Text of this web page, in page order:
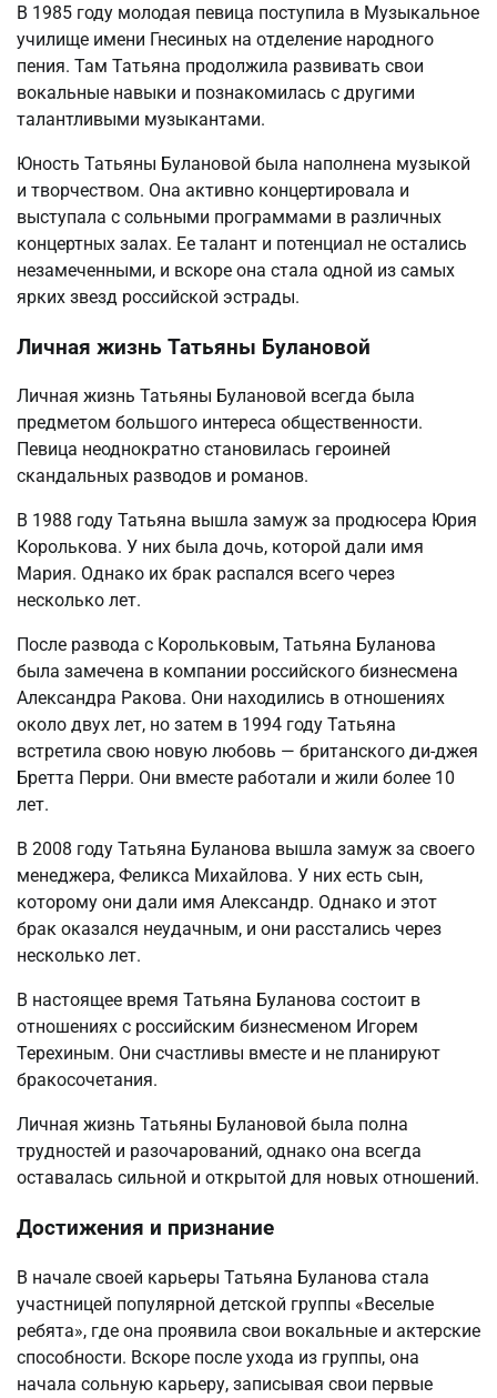
В 1985 году молодая певица поступила в Музыкальное
училище имени Гнесиных на отделение народного
пения. Там Татьяна продолжила развивать свои
вокальные навыки и познакомилась с другими
талантливыми музыкантами.
Юность Татьяны Булановой была наполнена музыкой
и творчеством. Она активно концертировала и
выступала с сольными программами в различных
концертных залах. Ее талант и потенциал не остались
незамеченными, и вскоре она стала одной из самых
ярких звезд российской эстрады.
Личная жизнь Татьяны Булановой
Личная жизнь Татьяны Булановой всегда была
предметом большого интереса общественности.
Певица неоднократно становилась героиней
скандальных разводов и романов.
В 1988 году Татьяна вышла замуж за продюсера Юрия
Королькова. У них была дочь, которой дали имя
Мария. Однако их брак распался всего через
несколько лет.
После развода с Корольковым, Татьяна Буланова
была замечена в компании российского бизнесмена
Александра Ракова. Они находились в отношениях
около двух лет, но затем в 1994 году Татьяна
встретила свою новую любовь — британского ди-джея
Бретта Перри. Они вместе работали и жили более 10
лет.
В 2008 году Татьяна Буланова вышла замуж за своего
менеджера, Феликса Михайлова. У них есть сын,
которому они дали имя Александр. Однако и этот
брак оказался неудачным, и они расстались через
несколько лет.
В настоящее время Татьяна Буланова состоит в
отношениях с российским бизнесменом Игорем
Терехиным. Они счастливы вместе и не планируют
бракосочетания.
Личная жизнь Татьяны Булановой была полна
трудностей и разочарований, однако она всегда
оставалась сильной и открытой для новых отношений.
Достижения и признание
В начале своей карьеры Татьяна Буланова стала
участницей популярной детской группы «Веселые
ребята», где она проявила свои вокальные и актерские
способности. Вскоре после ухода из группы, она
начала сольную карьеру, записывая свои первые